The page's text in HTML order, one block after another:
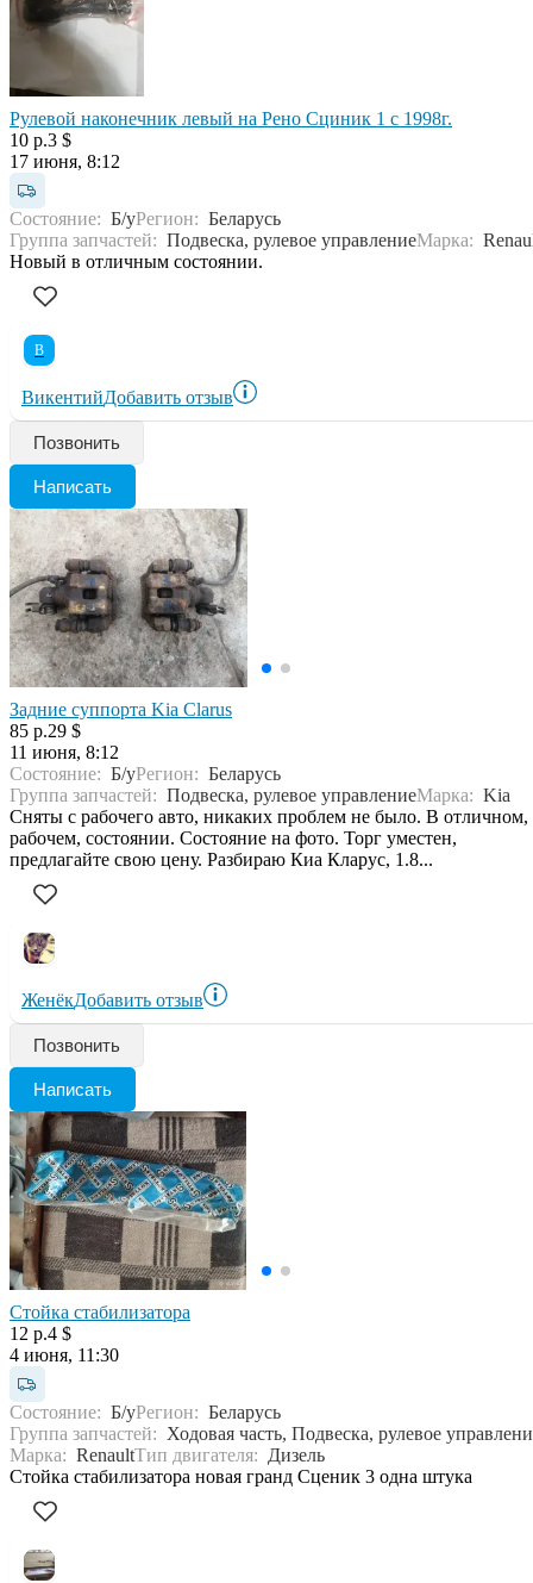
Рулевой наконечник левый на Рено Сциник 1 с 1998г.
10 р.3 $
17 июня, 8:12
Состояние: Б/уРегион: Беларусь
Группа запчастей: Подвеска, рулевое управлениеМарка:
Новый в отличным состоянии.
В
ВикентийДобавить отзыв
Позвонить
Написать
Задние суппорта Kia Clarus
85 р.29 $
11 июня, 8:12
Состояние: Б/уРегион: Беларусь
Группа запчастей: Подвеска, рулевое управлениеМарка: Kia
Сняты с рабочего авто, никаких проблем не было. В отличном,
рабочем, состоянии. Состояние на фото. Торг уместен,
предлагайте свою цену. Разбираю Киа Кларус, 1.8...
ЖенёкДобавить отзыв
Позвонить
Написать
Стойка стабилизатора
12 р.4 $
4 июня, 11:30
Состояние: Б/уРегион: Беларусь
Группа запчастей: Ходовая часть, Подвеска, рулевое
Марка: RenaultТип двигателя: Дизель
Стойка стабилизатора новая гранд Сценик 3 одна штука